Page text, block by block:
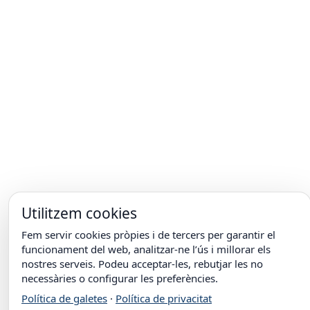
Utilitzem cookies
Fem servir cookies pròpies i de tercers per garantir el
funcionament del web, analitzar-ne l’ús i millorar els
nostres serveis. Podeu acceptar-les, rebutjar les no
necessàries o configurar les preferències.
Política de galetes · Política de privacitat